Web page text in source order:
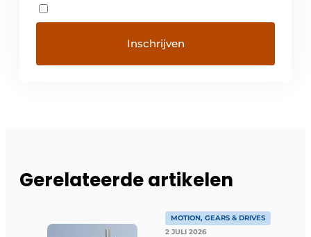
Gerelateerde artikelen
MOTION, GEARS & DRIVES
2 JULI 2026